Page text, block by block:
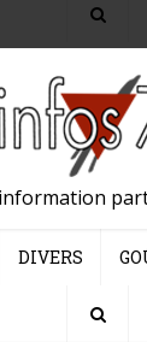
DIVERS